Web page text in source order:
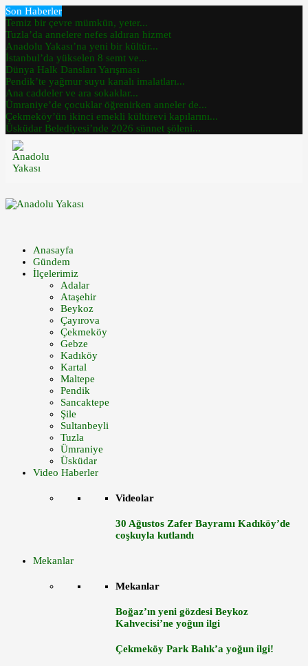
Son Haberler
Temiz bir çevre mümkün, yeter...
Tuzla’da annelere nefes aldıran hizmet
Anadolu Yakası’na yeni bir kültür...
İstanbul’da yükselen 8 semt ve...
Dünya Halk Dansları Yarışması
Pendik’te yağmur suyu kanalı imalatları...
Ana caddeler ve ara sokaklar...
Ümraniye’de çocuklar öğrenirken anneler de...
Çekmeköy’ün ikinci emekli kültürevi kapılarını...
Üsküdar Belediyesi’nde 2026 sünnet şöleni...
Anasayfa
Gündem
İlçelerimiz
Adalar
Ataşehir
Beykoz
Çayırova
Çekmeköy
Gebze
Kadıköy
Kartal
Maltepe
Pendik
Sancaktepe
Şile
Sultanbeyli
Tuzla
Ümraniye
Üsküdar
Video Haberler
Videolar
30 Ağustos Zafer Bayramı Kadıköy’de
coşkuyla kutlandı
Mekanlar
Mekanlar
Boğaz’ın yeni gözdesi Beykoz
Kahvecisi’ne yoğun ilgi
Çekmeköy Park Balık’a yoğun ilgi!